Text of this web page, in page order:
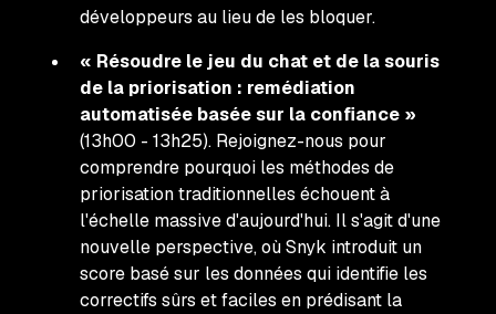
développeurs au lieu de les bloquer.
« Résoudre le jeu du chat et de la souris
de la priorisation : remédiation
automatisée basée sur la confiance »
(13h00 - 13h25). Rejoignez-nous pour
comprendre pourquoi les méthodes de
priorisation traditionnelles échouent à
l'échelle massive d'aujourd'hui. Il s'agit d'une
nouvelle perspective, où Snyk introduit un
score basé sur les données qui identifie les
correctifs sûrs et faciles en prédisant la